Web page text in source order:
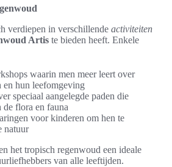
verdiepen in verschillende activiteiten
Artis te bieden heeft. Enkele
waarin men meer leert over
en hun leefomgeving
speciaal aangelegde paden die
flora en fauna
voor kinderen om hen te
natuur
het tropisch regenwoud een ideale
van alle leeftijden.